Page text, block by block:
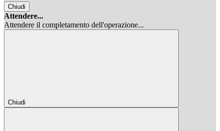
Chiudi
Attendere...
Attendere il completamento dell'operazione...
Chiudi